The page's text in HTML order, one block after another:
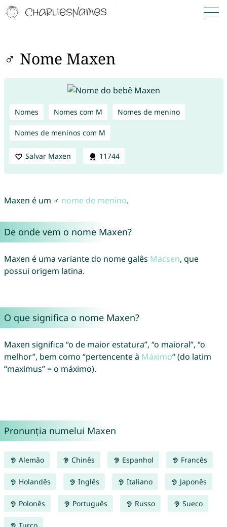
♂ Nome Maxen
Nomes Nomes com M Nomes de menino
Nomes de meninos com M
Salvar Maxen 11744
Maxen é um ♂ nome de menino.
De onde vem o nome Maxen?
Maxen é uma variante do nome galês Macsen, que
possui origem latina.
O que significa o nome Maxen?
Maxen significa “o de maior estatura”, “o maioral”, “o
melhor”, bem como “pertencente à Máximo“ (do latim
“maximus” = o máximo).
Pronunția numelui Maxen
Alemão Chinês Espanhol Francês
Holandês Inglês Italiano Japonês
Polonês Português Russo Sueco